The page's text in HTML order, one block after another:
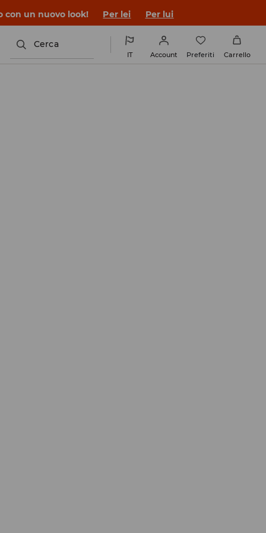
con un nuovo look! Per lei Per lui
Cerca
IT Account Preferiti Carrello